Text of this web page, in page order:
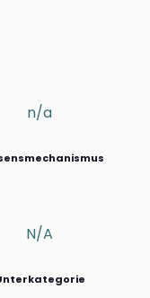
n/a
N/a